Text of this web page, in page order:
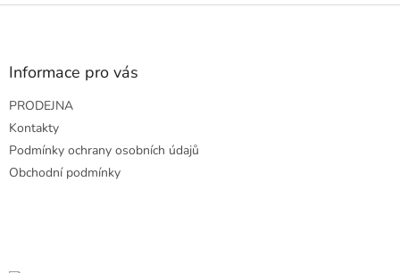
Z
Informace pro vás
PRODEJNA
Kontakty
Podmínky ochrany osobních údajů
Obchodní podmínky